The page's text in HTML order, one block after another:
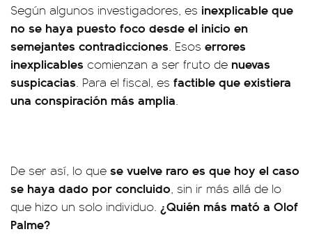
Según algunos investigadores, es inexplicable que
no se haya puesto foco desde el inicio en
semejantes contradicciones. Esos errores
inexplicables comienzan a ser fruto de nuevas
suspicacias. Para el fiscal, es factible que existiera
una conspiración más amplia.
De ser así, lo que se vuelve raro es que hoy el caso
se haya dado por concluido, sin ir más allá de lo
que hizo un solo individuo. ¿Quién más mató a Olof
Palme?